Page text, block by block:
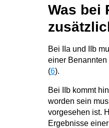
Was bei
Bei IIa und IIb
einer
(6).
Bei IIb kommt
worden sein
vorgesehen ist.
Ergebnisse